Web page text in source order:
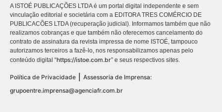
A ISTOÉ PUBLICAÇÕES LTDA é um portal digital independente e sem
vinculação editorial e societária com a EDITORA TRES COMÉRCIO DE
PUBLICACÕES LTDA (recuperação judicial). Informamos também que não
realizamos cobranças e que também não oferecemos cancelamento do
contrato de assinatura da revista impressa de nome ISTOÉ, tampouco
autorizamos terceiros a fazê-lo, nos responsabilizamos apenas pelo
conteúdo digital “https://istoe.com.br” e seus respectivos sites.
Política de Privacidade
Assessoria de Imprensa:
grupoentre.imprensa@agenciafr.com.br